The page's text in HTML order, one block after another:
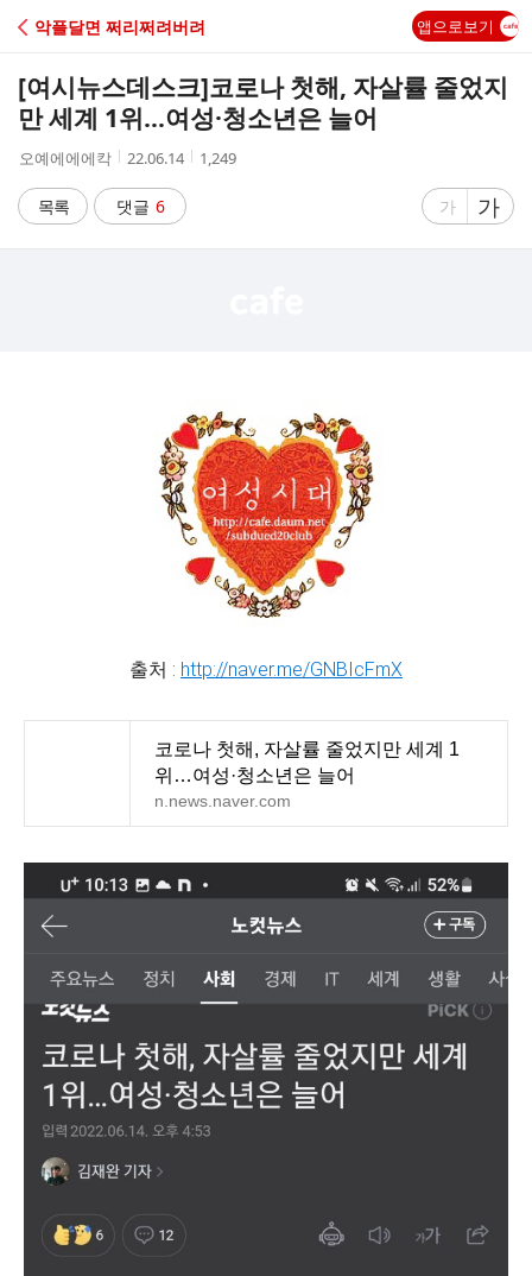
C
A
악플달면 쩌리쩌려버려 앱으로보기
[여시뉴스데스크]코로나 첫해, 자살률 줄었지
만 세계 1위…여성·청소년은 늘어
작
자
오예에에에칵
작
시
간
22.06.14
조
1,249
목록 댓글 6
글
가
글
자
가
출처 : http://naver.me/GNBIcFmX
코로나 첫해, 자살률 줄었지만 세계 1
위…여성·청소년은 늘어
n.news.naver.com